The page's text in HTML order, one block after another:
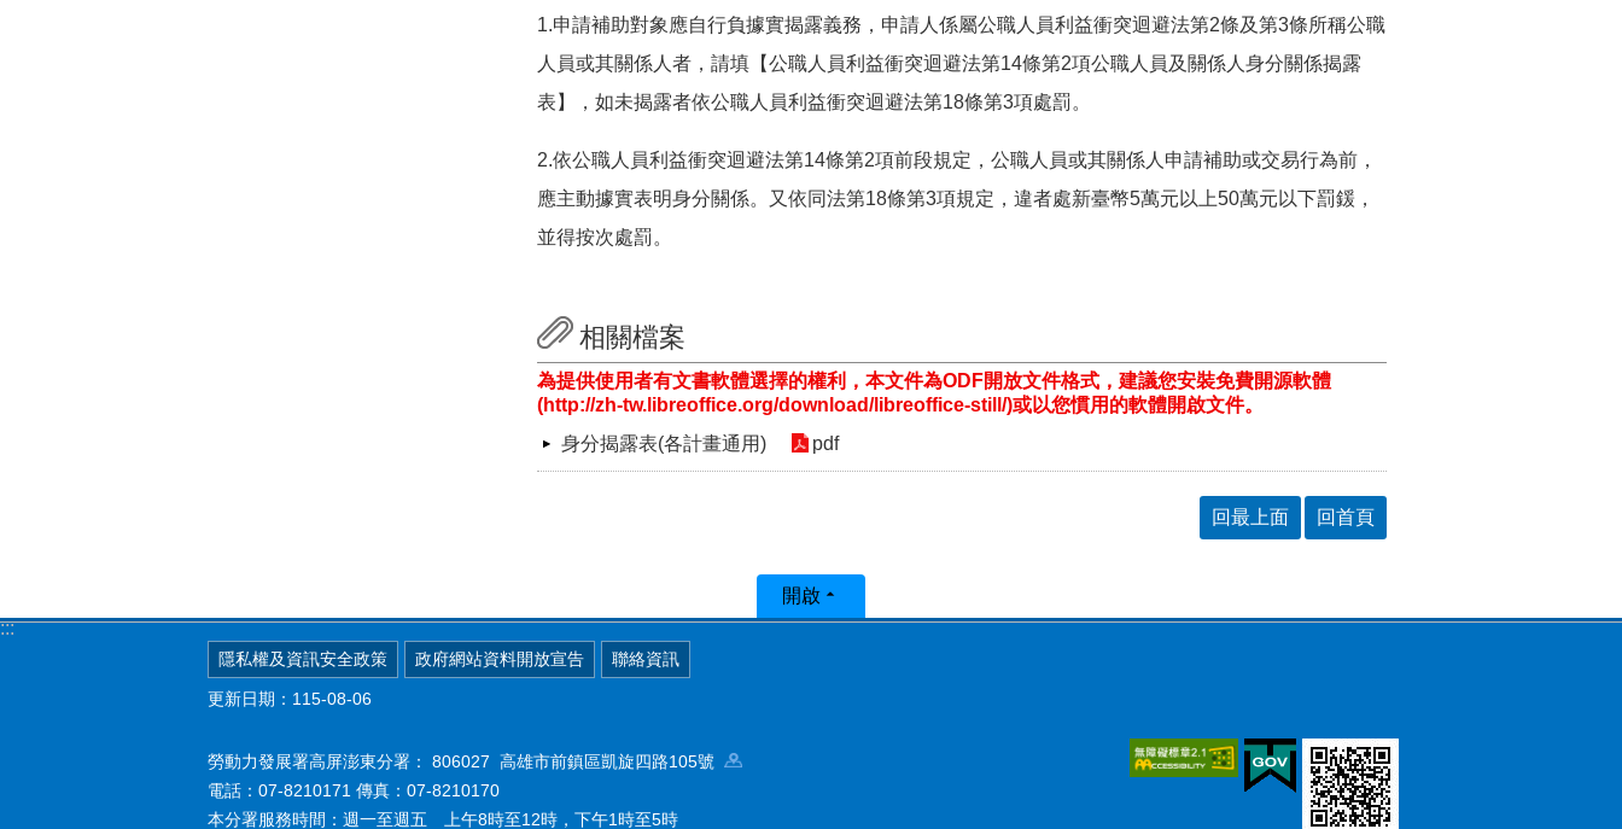
1.申請補助對象應自行負據實揭露義務，申請人係屬公職人員利益衝突迴避法第2條及第3條所稱公職
人員或其關係人者，請填【公職人員利益衝突迴避法第14條第2項公職人員及關係人身分關係揭露
表】，如未揭露者依公職人員利益衝突迴避法第18條第3項處罰。
2.依公職人員利益衝突迴避法第14條第2項前段規定，公職人員或其關係人申請補助或交易行為前，
應主動據實表明身分關係。又依同法第18條第3項規定，違者處新臺幣5萬元以上50萬元以下罰鍰，
並得按次處罰。
相關檔案
為提供使用者有文書軟體選擇的權利，本文件為ODF開放文件格式，建議您安裝免費開源軟體
(http://zh-tw.libreoffice.org/download/libreoffice-still/)或以您慣用的軟體開啟文件。
身分揭露表(各計畫通用)
pdf
回最上面 回首頁
:::
開啟
隱私權及資訊安全政策 政府網站資料開放宣告 聯絡資訊
更新日期：115-08-06
勞動力發展署高屏澎東分署： 806027 高雄市前鎮區凱旋四路105號
電話：07-8210171 傳真：07-8210170
本分署服務時間：週一至週五 上午8時至12時，下午1時至5時